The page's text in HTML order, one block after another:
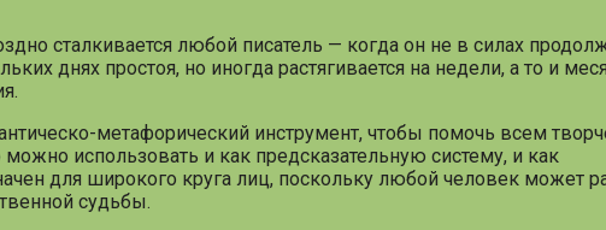
сталкивается любой писатель — когда он не в силах
днях простоя, но иногда растягивается на недели, а то и
метафорический инструмент, чтобы помочь всем
использовать и как предсказательную систему, и как
для широкого круга лиц, поскольку любой человек может
судьбы.